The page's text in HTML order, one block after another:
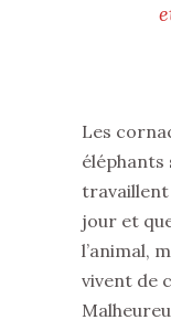
Les
éléphants
travaillent
jour et
l’animal,
vivent de